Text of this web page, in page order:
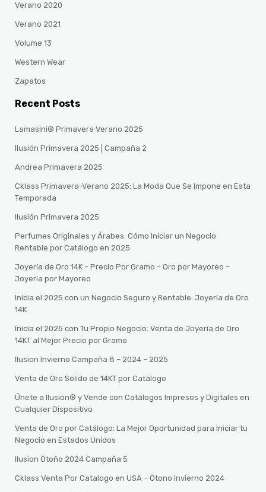
Verano 2020
Verano 2021
Volume 13
Western Wear
Zapatos
Recent Posts
Lamasini® Primavera Verano 2025
Ilusión Primavera 2025 | Campaña 2
Andrea Primavera 2025
Cklass Primavera-Verano 2025: La Moda Que Se Impone en Esta
Temporada
Ilusión Primavera 2025
Perfumes Originales y Árabes: Cómo Iniciar un Negocio
Rentable por Catálogo en 2025
Joyería de Oro 14K – Precio Por Gramo – Oro por Mayoreo –
Joyeria por Mayoreo
Inicia el 2025 con un Negocio Seguro y Rentable: Joyería de Oro
14K
Inicia el 2025 con Tu Propio Negocio: Venta de Joyería de Oro
14KT al Mejor Precio por Gramo
Ilusion Invierno Campaña 8 – 2024 – 2025
Venta de Oro Sólido de 14KT por Catálogo
Únete a Ilusión® y Vende con Catálogos Impresos y Digitales en
Cualquier Dispositivo
Venta de Oro por Catálogo: La Mejor Oportunidad para Iniciar tu
Negocio en Estados Unidos
Ilusion Otoño 2024 Campaña 5
Cklass Venta Por Catalogo en USA – Otono Invierno 2024